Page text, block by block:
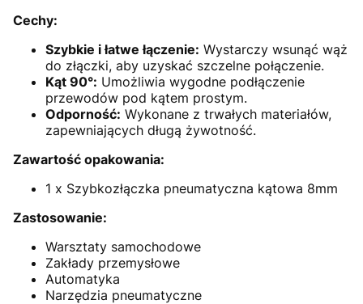
Cechy:
Szybkie i łatwe łączenie: Wystarczy wsunąć wąż
do złączki, aby uzyskać szczelne połączenie.
Kąt 90°: Umożliwia wygodne podłączenie
przewodów pod kątem prostym.
Odporność: Wykonane z trwałych materiałów,
zapewniających długą żywotność.
Zawartość opakowania:
1 x Szybkozłączka pneumatyczna kątowa 8mm
Zastosowanie:
Warsztaty samochodowe
Zakłady przemysłowe
Automatyka
Narzędzia pneumatyczne